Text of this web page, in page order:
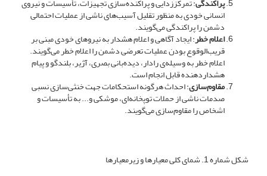
انسانی خودی به منظور تقلیل آسیب‌های ناشی از عملیات احتمالی
دشمن را پراکندگی می‌گویند.
اعلام خطر: ایجاد آگاهی و اعلام هشدار به نیروهای خودی مبنی بر
قریب‌الوقوع بودن عملیات تعرضی دشمن را اعلام خطر می‌گویند.
اعلام‌ خطر به وسیله‌ی رادار، دیده‌بانی بصری، آژیر، بلندگو و پیام
هشداردهنده قابل انجام است.
مقاوم‌سازی: احداث هرگونه استحکامات جهت خنثی‌سازی نسبی
صدمات ناشی از حملات توپخانه‌ای، موشکی و... به تأسیسات و
اشخاص را مقاوم‌سازی می‌گویند.
شکل شماره 1. شمای کلی معیارها و زیرمعیارها